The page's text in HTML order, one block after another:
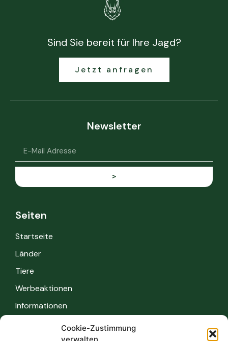
Cookie-Zustimmung
Sind Sie bereit für Ihre Jagd?
Jetzt anfragen
Newsletter
>
Seiten
Startseite
Länder
Tiere
Werbeaktionen
Informationen